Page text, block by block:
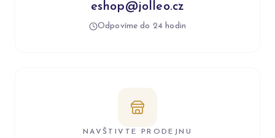
eshop@jolleo.cz
Odpovíme do 24 hodin
NAVŠTIVTE PRODEJNU